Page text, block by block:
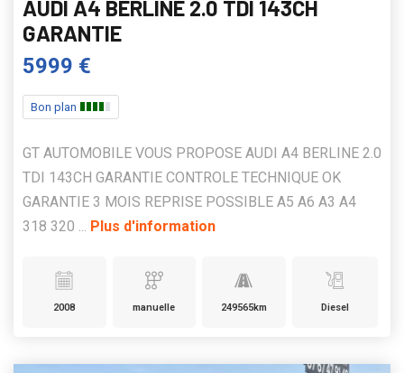
AUDI A4 BERLINE 2.0 TDI 143CH
GARANTIE
5999 €
Bon plan
GT AUTOMOBILE VOUS PROPOSE AUDI A4 BERLINE 2.0
TDI 143CH GARANTIE CONTROLE TECHNIQUE OK
GARANTIE 3 MOIS REPRISE POSSIBLE A5 A6 A3 A4
318 320 ... Plus d'information
2008 manuelle 249565km Diesel